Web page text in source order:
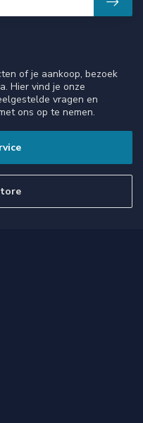
of je aankoop, bezoek
Hier vind je onze
vragen en
ons op te nemen.